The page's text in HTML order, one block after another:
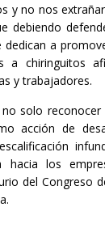
y no nos
debiendo
a
a chiringuitos
y trabajadores.
no solo
acción de
hacia los
del Congreso